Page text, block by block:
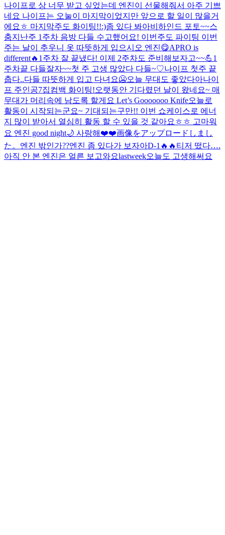
나이프로 상 너무 받고 싶었는데 엔진이 선물해줘서 아주 기쁘
네요 나이프는 오눌이 마지막이었지만 앞으로 할 일이 많을거
에요ㅎ 마지막주도 화이팅!!:)좀 있다 봐아비하인드 포토~~스
춤지난주 1주차 음방 다들 수고했어요! 이번주도 파이팅 이번
주는 날이 추우니 옷 따뜻하게 입으시오 엔진😋APRO is
different🔥 1주차 잘 끝냈다! 이제 2주차도 준비해보자고~~💪1
주차끝 다들잘자~~첫 주 고생 많았다 다들~♡나이프 첫주 끝
춥다..다들 따뜻하게 입고 다녀요🥶오늘 무대도 좋았다아나이
프 주인공7집컴백 화이팅!오랫동안 기다렸던 날이 왔네요~ 매
무대가 머리속에 남도록 할게요 Let’s Gooooooo Knife오늘로
활동이 시작되는군요~ 기대되는구만!! 이번 쇼케이스로 에너
지 많이 받아서 열심히 활동 할 수 있을 것 같아요ㅎㅎ 고마워
요 엔진 good night🌙 사랑해❤️❤️画像をアップロードしまし
た。 엔진 밖인가??엔진 좀 있다가 보자아D-1🔥🔥 티저 떴다….
아직 안 본 엔진은 얼른 보고와요lastweek오늘도 고생해써요